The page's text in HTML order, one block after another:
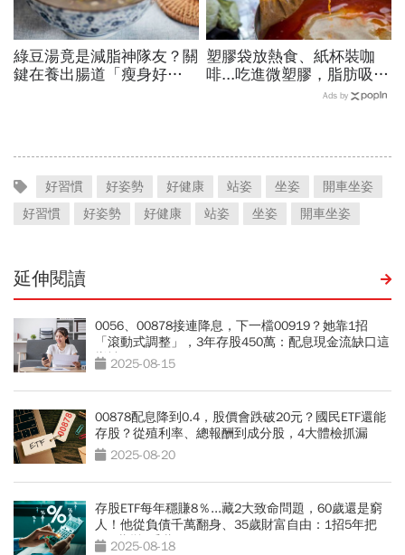
綠豆湯竟是減脂神隊友？關
鍵在養出腸道「瘦身好
塑膠袋放熱食、紙杯裝咖
啡...吃進微塑膠，脂肪吸收
暴增145%！減重醫師只做
Ads by
好習慣 好姿勢 好健康 站姿 坐姿
開車坐姿
好習慣
好姿勢 好健康 站姿 坐姿 開車坐姿
延伸閱讀
0056、00878接連降息，下一檔00919？她靠1招
「滾動式調整」，3年存股450萬：配息現金流缺口這
樣補2025-08-15
00878配息降到0.4，股價會跌破20元？國民ETF還能
存股？從殖利率、總報酬到成分股，4大體檢抓漏
2025-08-20
存股ETF每年穩賺8％...藏2大致命問題，60歲還是窮
人！他從負債千萬翻身、35歲財富自由：1招5年把
100萬變1千萬
2025-08-18